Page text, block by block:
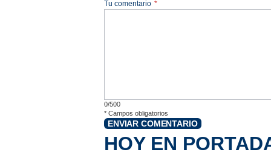
Tu comentario *
0/500
* Campos obligatorios
ENVIAR COMENTARIO
HOY EN